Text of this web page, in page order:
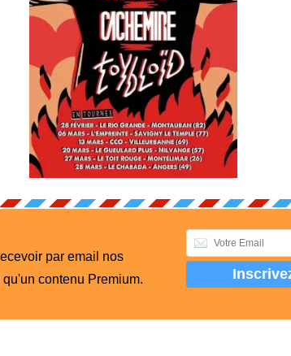
par email nos
contenu Premium.